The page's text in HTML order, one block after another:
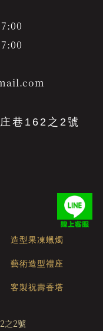
巷162之2號
造型果凍蠟燭
藝術造型禮座
客製祝壽香塔
之2號